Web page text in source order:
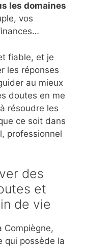
les domaines
vos
fiable, et je
les réponses
au mieux
doutes en me
résoudre les
ce soit dans
professionnel
des
et
de vie
Compiègne,
qui possède la